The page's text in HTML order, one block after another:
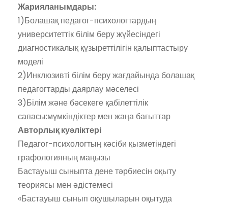
Жарияланымдары:
1)Болашақ педагог-психологтардың
университеттік білім беру жүйесіндегі
диагностикалық құзыреттілігін қалыптастыру
моделі
2)Инклюзивті білім беру жағдайында болашақ
педагогтарды даярлау мәселесі
3)Білім және бәсекеге қабілеттілік
сапасы:мүмкіндіктер мен жаңа бағыттар
Авторлық куәліктері
Педагог-психологтың кәсіби қызметіндегі
графологияның маңызы
Бастауыш сыныпта дене тәрбиесін оқыту
теориясы мен әдістемесі
«Бастауыш сынып оқушыларын оқытуда